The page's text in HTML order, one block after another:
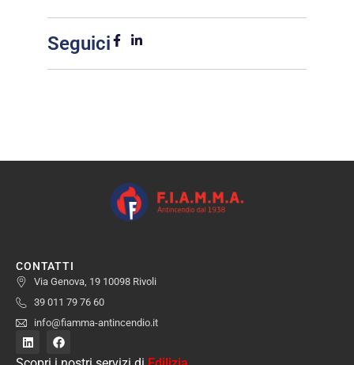
Seguici
CONTATTI
Via Genova, 19 10098 Rivoli
39 011 79 76 60
info@fiamma-antincendio.it